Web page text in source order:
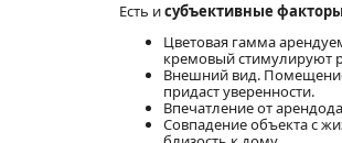
Есть исубъективные факторы
Цветовая гамма
кремовый стимулируют
Внешний вид.
придаст уверенности.
Впечатление от
Совпадение объекта с